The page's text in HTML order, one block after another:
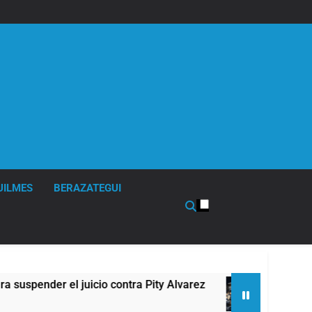
BERAZATEGUI
el juicio contra Pity Alvarez
5 Horas Atrás